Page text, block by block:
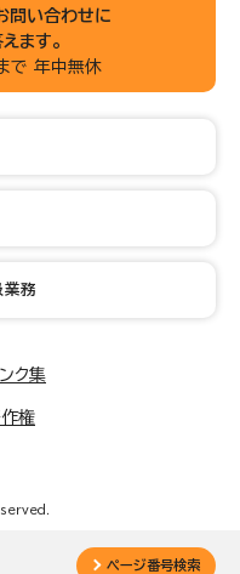
ページ番号検索
問い合わせに
ます。
で 年中無休
業務
ク集
権